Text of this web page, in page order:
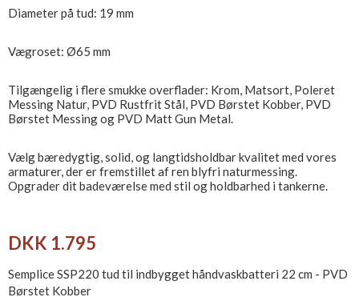
Diameter på tud: 19 mm
Vægroset: Ø65 mm
Tilgængelig i flere smukke overflader: Krom, Matsort, Poleret
Messing Natur, PVD Rustfrit Stål, PVD Børstet Kobber, PVD
Børstet Messing og PVD Matt Gun Metal.
Vælg bæredygtig, solid, og langtidsholdbar kvalitet med vores
armaturer, der er fremstillet af ren blyfri naturmessing.
Opgrader dit badeværelse med stil og holdbarhed i tankerne.
DKK 1.795
Semplice SSP220 tud til indbygget håndvaskbatteri 22 cm - PVD
Børstet Kobber